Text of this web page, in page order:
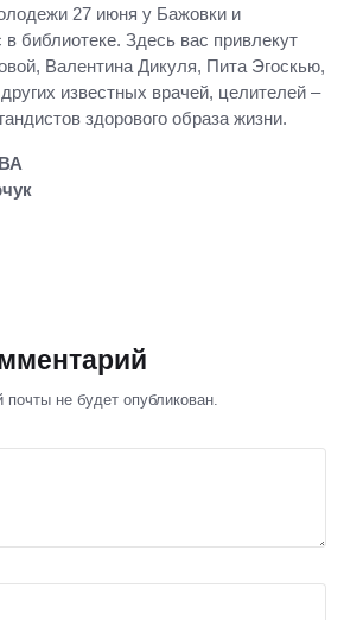
27 июня у Бажовки и
библиотеке. Здесь вас привлекут
Валентина Дикуля, Пита Эгоскью,
известных врачей, целителей –
здорового образа жизни.
не будет опубликован.